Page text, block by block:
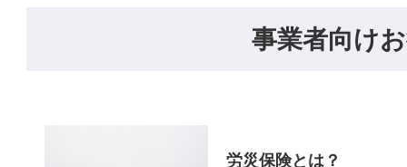
事業者向け
労災保険とは？